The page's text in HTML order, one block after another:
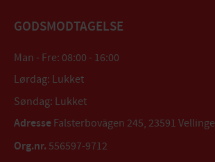
GODSMODTAGELSE
Man - Fre: 08:00 - 16:00
Lørdag: Lukket
Søndag: Lukket
Adresse Falsterbovägen 245, 23591 Vellinge
Org.nr. 556597-9712